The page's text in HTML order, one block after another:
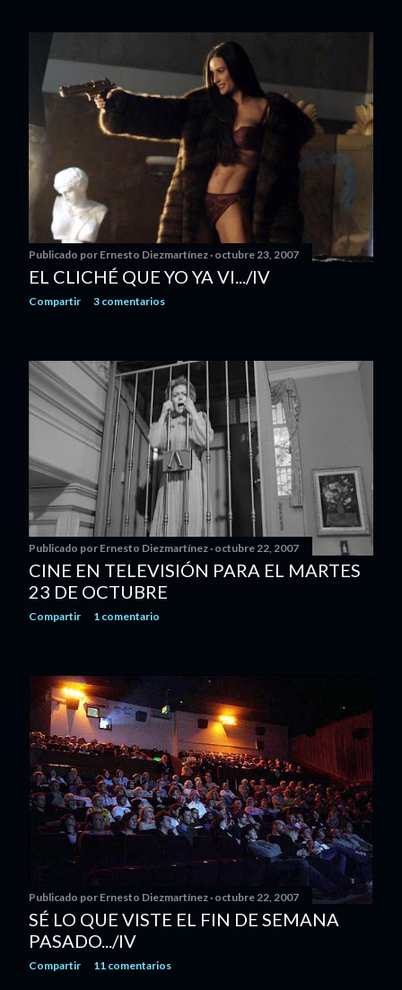
Publicado por Ernesto Diezmartínez octubre 23, 2007
EL CLICHÉ QUE YO YA VI.../IV
Compartir 3 comentarios
Publicado por Ernesto Diezmartínez octubre 22, 2007
CINE EN TELEVISIÓN PARA EL MARTES
23 DE OCTUBRE
Compartir 1 comentario
Publicado por Ernesto Diezmartínez octubre 22, 2007
SÉ LO QUE VISTE EL FIN DE SEMANA
PASADO.../IV
Compartir 11 comentarios